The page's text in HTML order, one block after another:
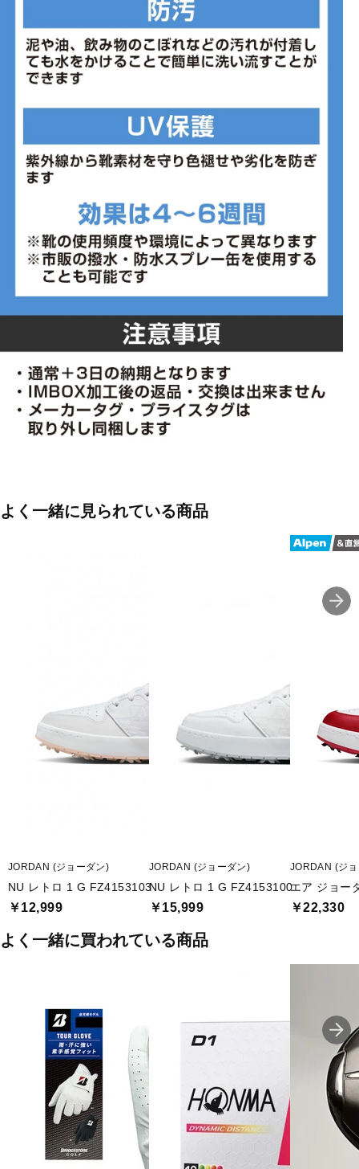
よく一緒に見られている商品
JORDAN (ジョーダン)
NU レトロ 1 G FZ4153103
￥12,999
JORDAN (ジョーダン)
NU レトロ 1 G FZ4153100
￥15,999
JORDAN (ジ
エア ジョー
￥22,330
よく一緒に買われている商品